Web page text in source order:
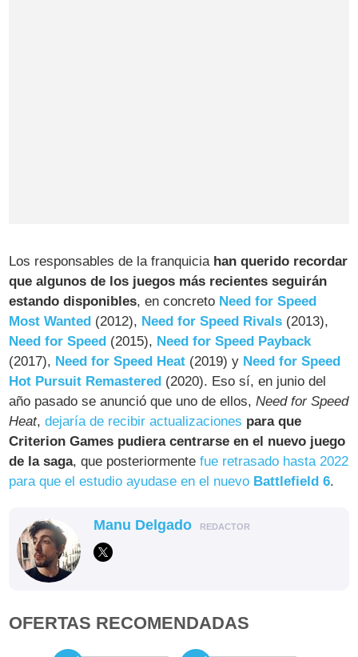
Los responsables de la franquiciahan querido recordar
que algunos de los juegos más recientes seguirán
estando disponibles, en concreto Need for Speed
Most Wanted (2012), Need for Speed Rivals (2013),
Need for Speed (2015), Need for Speed Payback
(2017), Need for Speed Heat (2019) y Need for Speed
Hot Pursuit Remastered (2020). Eso sí, en junio del
año pasado se anunció que uno de ellos,Need for Speed
Heat,dejaría de recibir actualizaciones para que
Criterion Games pudiera centrarse en el nuevo juego
de la saga, que posteriormentefue retrasado hasta 2022
para que el estudio ayudase en el nuevo Battlefield 6.
Manu Delgado REDACTOR
OFERTAS RECOMENDADAS